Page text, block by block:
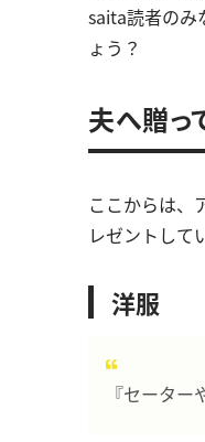
saita読者のみ
ょう？
夫へ贈っ
ここからは、
レゼントして
洋服
『セーター